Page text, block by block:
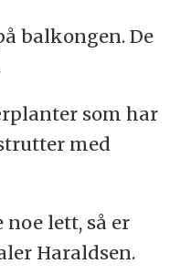
balkongen. De
som har
med
noe lett, så er
Haraldsen.